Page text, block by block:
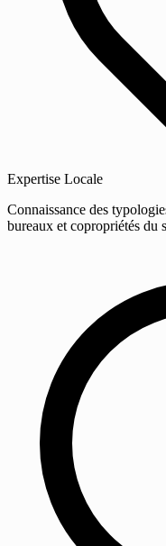
Expertise Locale
Connaissance des
bureaux et copropriétés du